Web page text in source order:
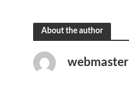
About the author
webmaster